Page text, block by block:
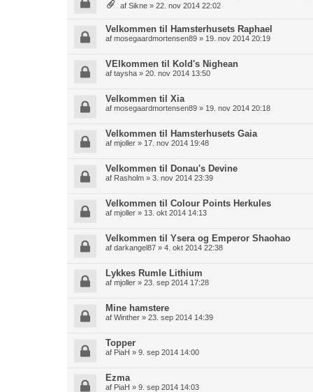
af Sikne » 22. nov 2014 22:02
Velkommen til Hamsterhusets Raphael
af mosegaardmortensen89 » 19. nov 2014 20:19
VElkommen til Kold's Nighean
af taysha » 20. nov 2014 13:50
Velkommen til Xia
af mosegaardmortensen89 » 19. nov 2014 20:18
Velkommen til Hamsterhusets Gaia
af mjoller » 17. nov 2014 19:48
Velkommen til Donau's Devine
af Rasholm » 3. nov 2014 23:39
Velkommen til Colour Points Herkules
af mjoller » 13. okt 2014 14:13
Velkommen til Ysera og Emperor Shaohao
af darkangel87 » 4. okt 2014 22:38
Lykkes Rumle Lithium
af mjoller » 23. sep 2014 17:28
Mine hamstere
af Winther » 23. sep 2014 14:39
Topper
af PiaH » 9. sep 2014 14:00
Ezma
af PiaH » 9. sep 2014 14:03